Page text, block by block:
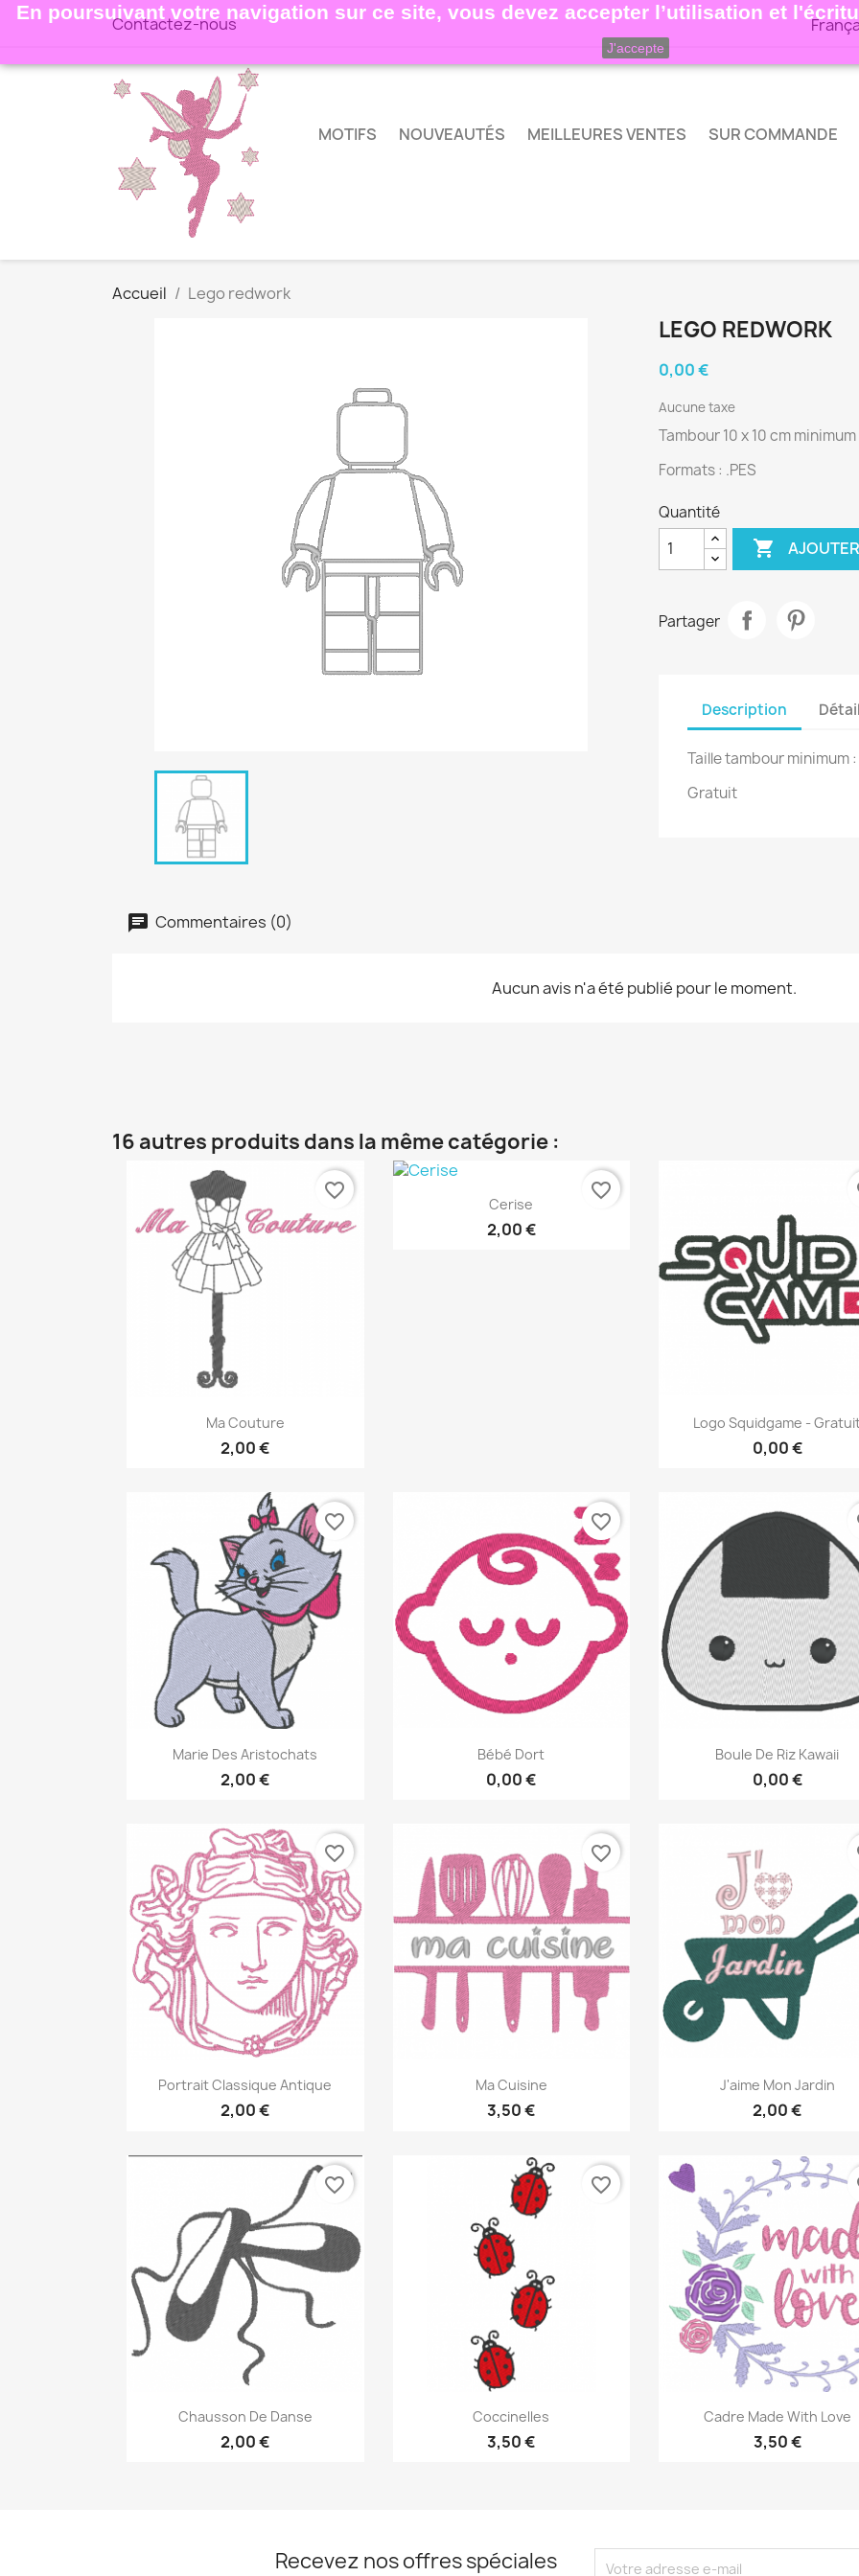
En poursuivant votre navigation sur ce site, vous devez accepter l’utilisation et
J'accepte
Contactez-nous
MOTIFS NOUVEAUTÉS MEILLEURES VENTES SUR COMMANDE
Accueil Lego redwork
LEGO REDWORK
0,00 €
Aucune taxe
Tambour 10 x 10 cm minimum
Formats : .PES
Quantité

Partager
Description
Taille tambour minimum
Gratuit
Commentaires (0)
Aucun avis n'a été publié pour le moment.
16 autres produits dans la même catégorie :
Aperçu rapide
Ma Couture
2,00 €
favorite_border Aperçu rapide
Cerise
2,00 €
favorite_border
Aperçu rapide
Logo Squidgame -
0,00 €
Aperçu rapide
Marie Des Aristochats
2,00 €
favorite_border
Aperçu rapide
Bébé Dort
0,00 €
favorite_border
Aperçu rapide
Boule De Riz Kawaii
0,00 €
Aperçu rapide
Portrait Classique Antique
2,00 €
favorite_border
Aperçu rapide
Ma Cuisine
3,50 €
favorite_border
Aperçu rapide
J'aime Mon Jardin
2,00 €
Aperçu rapide
Chausson De Danse
2,00 €
favorite_border
Aperçu rapide
Coccinelles
3,50 €
favorite_border
Aperçu rapide
Cadre Made With Love
3,50 €
Recevez nos offres spéciales